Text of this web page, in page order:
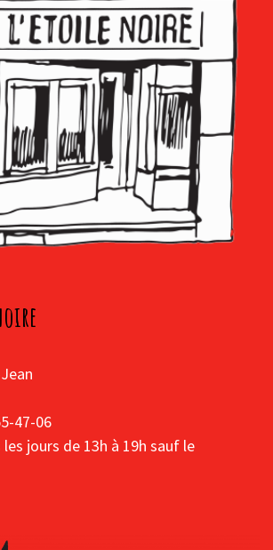
47-06
jours de 13h à 19h sauf le